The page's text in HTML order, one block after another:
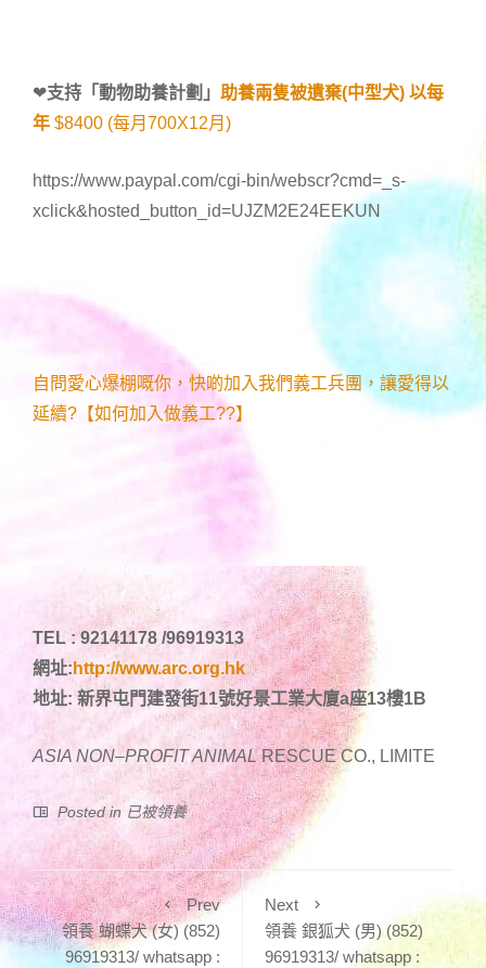
❤支持「動物助養計劃 」 助養兩隻被遺棄(中型犬) 以每
年 $8400 (每月700X12月)
https://www.paypal.com/cgi-bin/webscr?cmd=_s-
xclick&hosted_button_id=UJZM2E24EEKUN
自問愛心爆棚嘅你，快啲加入我們義工兵團，讓愛得以
延續?【如何加入做義工??】
TEL : 92141178 /96919313
網址: http://www.arc.org.hk
地址: 新界屯門建發街11號好景工業大廈a座13樓1B
ASIA NON–PROFIT ANIMALRESCUE CO., LIMITE
Posted in 已被領養
Prev
領養 蝴蝶犬 (女) (852)
96919313/ whatsapp :
Next
領養 銀狐犬 (男) (852)
96919313/ whatsapp :